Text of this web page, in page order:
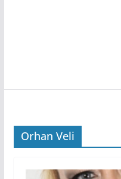
Orhan Veli